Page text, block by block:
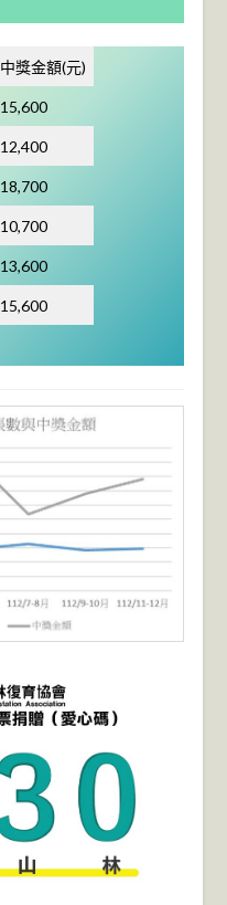
中獎金額(元)
15,600
12,400
18,700
10,700
13,600
15,600